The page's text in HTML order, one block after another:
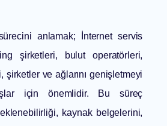
anlamak; İnternet servis
şirketleri, bulut operatörleri,
şirketler ve ağlarını genişletmeyi
için önemlidir. Bu süreç
kaynak belgelerini,